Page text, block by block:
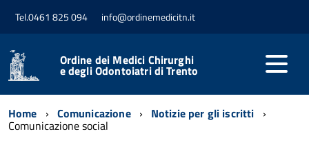
Tel.0461 825 094 info@ordinemedicitn.it
Ordine dei Medici Chirurghi
e degli Odontoiatri di Trento
Home Comunicazione Notizie per gli iscritti
Comunicazione social